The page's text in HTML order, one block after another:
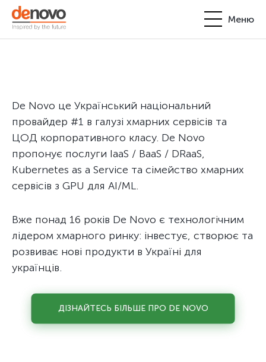
Меню
Партнерство
Блог
+380-44-200-93-39
request@denovo.ua
De Novo це Український національний
провайдер #1 в галузі хмарних сервісів та
ЦОД корпоративного класу. De Novo
пропонує послуги IaaS / BaaS / DRaaS,
Kubernetes as a Service та сімейство хмарних
сервісів з GPU для AI/ML.
Вже понад 16 років De Novo є технологічним
лідером хмарного ринку: інвестує, створює та
розвиває нові продукти в Україні для
українців.
ДІЗНАЙТЕСЬ БІЛЬШЕ ПРО DE NOVO